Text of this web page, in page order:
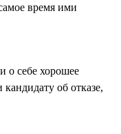
время ими
о себе хорошее
об отказе,